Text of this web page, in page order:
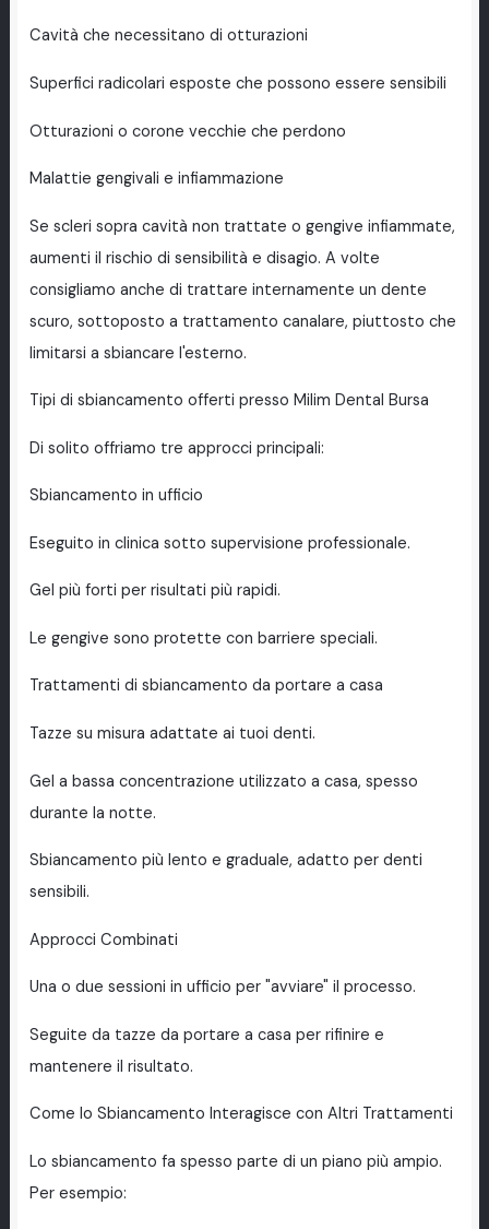
Cavità che necessitano di otturazioni
Superfici radicolari esposte che possono essere sensibili
Otturazioni o corone vecchie che perdono
Malattie gengivali e infiammazione
Se scleri sopra cavità non trattate o gengive infiammate,
aumenti il rischio di sensibilità e disagio. A volte
consigliamo anche di trattare internamente un dente
scuro, sottoposto a trattamento canalare, piuttosto che
limitarsi a sbiancare l'esterno.
Tipi di sbiancamento offerti presso Milim Dental Bursa
Di solito offriamo tre approcci principali:
Sbiancamento in ufficio
Eseguito in clinica sotto supervisione professionale.
Gel più forti per risultati più rapidi.
Le gengive sono protette con barriere speciali.
Trattamenti di sbiancamento da portare a casa
Tazze su misura adattate ai tuoi denti.
Gel a bassa concentrazione utilizzato a casa, spesso
durante la notte.
Sbiancamento più lento e graduale, adatto per denti
sensibili.
Approcci Combinati
Una o due sessioni in ufficio per "avviare" il processo.
Seguite da tazze da portare a casa per rifinire e
mantenere il risultato.
Come lo Sbiancamento Interagisce con Altri Trattamenti
Lo sbiancamento fa spesso parte di un piano più ampio.
Per esempio: